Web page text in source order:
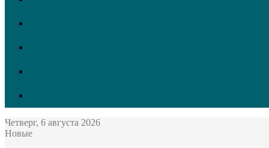
Четверг, 6 августа 2026
Новые